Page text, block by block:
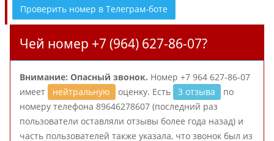
Проверить номер в Телеграм-боте
Чей номер +7 (964) 627-86-07?
Внимание: Опасный звонок. Номер +7 964 627-86-07
имеет
нейтральную оценку. Есть 3 отзыва
по
номеру телефона 89646278607 (последний раз
пользователи оставляли отзывы более года назад) и
часть пользователей также указала, что звонок был из